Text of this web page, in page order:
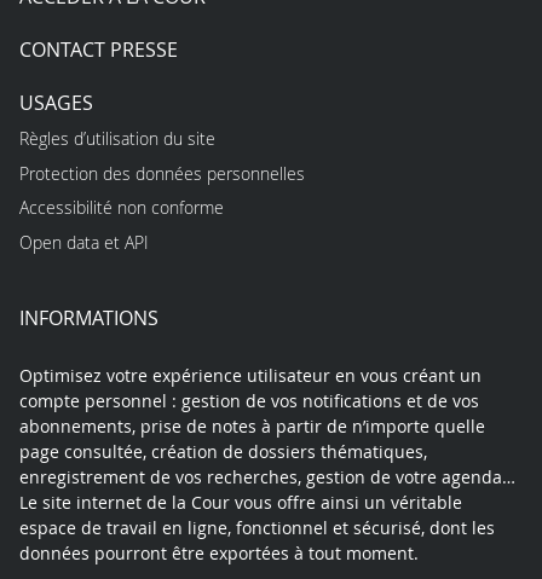
CONTACT PRESSE
USAGES
Règles d’utilisation du site
Protection des données personnelles
Accessibilité non conforme
Open data et API
INFORMATIONS
Optimisez votre expérience utilisateur en vous créant un
compte personnel : gestion de vos notifications et de vos
abonnements, prise de notes à partir de n’importe quelle
page consultée, création de dossiers thématiques,
enregistrement de vos recherches, gestion de votre agenda…
Le site internet de la Cour vous offre ainsi un véritable
espace de travail en ligne, fonctionnel et sécurisé, dont les
données pourront être exportées à tout moment.